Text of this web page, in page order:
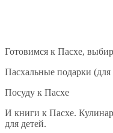
Готовимся к Пасхе,
Пасхальные подарки (для
Посуду к Пасхе
И книги к Пасхе.
для детей.